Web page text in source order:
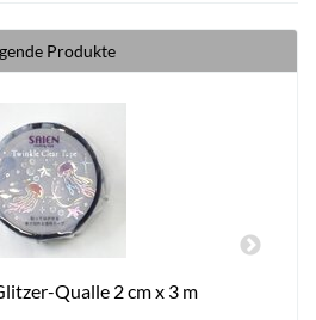
Produkte
Qualle 2 cm x 3 m